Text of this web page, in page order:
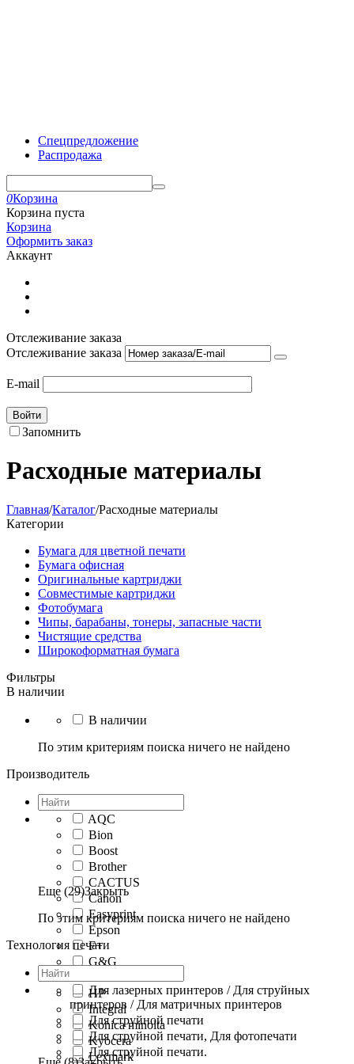
Спецпредложение
Распродажа
0Корзина
Корзина пуста
Корзина
Оформить заказ
Аккаунт
Отслеживание заказа
Отслеживание заказа
E-mail
Войти
Запомнить
Расходные материалы
Главная/Каталог/Расходные материалы
Категории
Бумага для цветной печати
Бумага офисная
Оригинальные картриджи
Совместимые картриджи
Фотобумага
Чипы, барабаны, тонеры, запасные части
Чистящие средства
Широкоформатная бумага
Фильтры
В наличии
В наличии
По этим критериям поиска ничего не найдено
Производитель
AQC
Bion
Boost
Brother
CACTUS
Canon
Easyprint
Epson
F+
G&G
HP
Integral
Konica minolta
Kyocera
Lexmark
Еще (29)Закрыть
По этим критериям поиска ничего не найдено
Технология печати
Для лазерных принтеров / Для струйных
принтеров / Для матричных принтеров
Для струйной печати
Для струйной печати, Для фотопечати
Для струйной печати.